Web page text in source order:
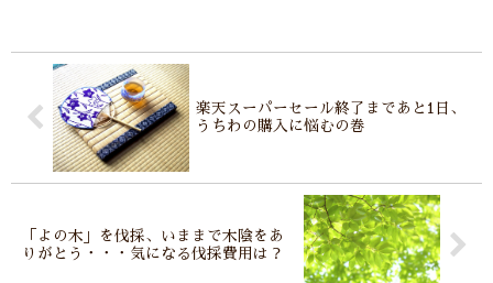
楽天スーパーセール終了まであと1日、
うちわの購入に悩むの巻
「よの木」を伐採、いままで木陰をあ
りがとう・・・気になる伐採費用は？